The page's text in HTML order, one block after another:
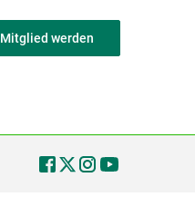
Mitglied werden